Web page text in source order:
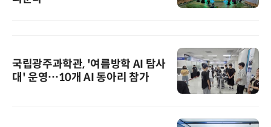
국립광주과학관, '여름방학 AI 탐사
대' 운영…10개 AI 동아리 참가